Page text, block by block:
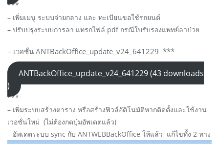
***
– เพิ่มเมนู ระบบจ่ายกลาง และ ทะเบียนขอใช้รถยนต์
– ปรับปรุงระบบการลา แทรกไฟล์ pdf กรณีใบรับรองแพทย์ลาป่วย
– เวอชั่น ANTBackOffice_update_v24_641229 ***
ANTBackOffice_update_v24_641229 (43 downloads
)
***
– เพิ่มระบบสร้างตาราง หรือสร้างฟิวล์อัติโนมัติหากติดตั้งและใช้งาน
เวอชั่นใหม่ (ไม่ต้องกดปุ่มอัพเดตแล้ว)
– อัพเดตระบบ sync กับ ANTWEBBackOffice ให้แล้ว แก้ไขทั้ง 2 ทาง